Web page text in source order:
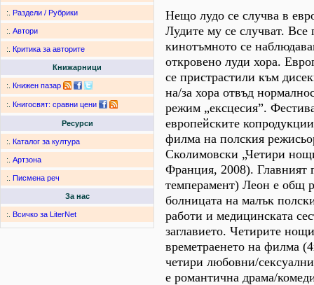
:. Раздели / Рубрики
:. Автори
:. Критика за авторите
Книжарници
:. Книжен пазар
:. Книгосвят: сравни цени
Ресурси
:. Каталог за култура
:. Артзона
:. Писмена реч
За нас
:. Всичко за LiterNet
Нещо лудо се случва в
Лудите му се случват. Все
кинотъмното се
откровено луди хора.
се пристрастили към
на/за хора отвъд
режим „ексцесия”.
европейските
филма на полския
Сколимовски „Четири
Франция, 2008). Главният
темперамент) Леон е общ
болницата на малък
работи и медицинската
заглавието. Четирите
времетраенето на филма
четири любовни/
е романтична драма/